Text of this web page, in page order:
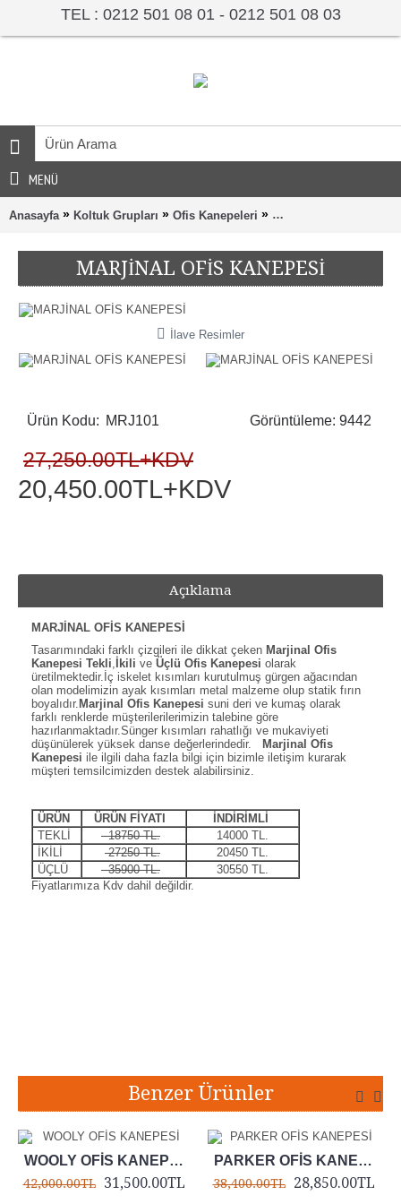
TEL : 0212 501 08 01 - 0212 501 08 03
MENÜ
Anasayfa » Koltuk Grupları » Ofis Kanepeleri » MARJİNAL OFİS
MARJİNAL OFİS KANEPESİ
İlave Resimler
Görüntüleme: 9442
Ürün Kodu: MRJ101
27,250.00TL+KDV
20,450.00TL+KDV
Açıklama
MARJİNAL OFİS KANEPESİ
Tasarımındaki farklı çizgileri ile dikkat çeken Marjinal Ofis
Kanepesi Tekli, İkili ve Üçlü Ofis Kanepesi olarak
üretilmektedir.İç iskelet kısımları kurutulmuş gürgen ağacından
olan modelimizin ayak kısımları metal malzeme olup statik fırın
boyalıdır. Marjinal Ofis Kanepesi suni deri ve kumaş olarak
farklı renklerde müşterilerilerimizin talebine göre
hazırlanmaktadır.Sünger kısımları rahatlığı ve mukaviyeti
düşünülerek yüksek danse değerlerindedir.
Marjinal Ofis
Kanepesi ile ilgili daha fazla bilgi için bizimle iletişim kurarak
müşteri temsilcimizden destek alabilirsiniz.
ÜRÜN ÜRÜN FİYATI
İNDİRİMLİ
TEKLİ
18750 TL.
14000 TL.
İKİLİ
27250 TL.
20450 TL.
ÜÇLÜ
35900 TL.
30550 TL.
Fiyatlarımıza Kdv dahil değildir.
Benzer Ürünler
WOOLY OFİS KANEPESİ
42,000.00TL 31,500.00TL
PARKER OFİS KANEPESİ
38,400.00TL 28,850.00TL